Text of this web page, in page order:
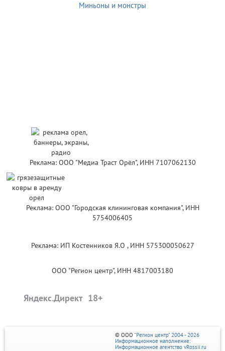
Миньоны и монстры
Реклама: ООО "Медиа Траст Орёл", ИНН 7107062130
Реклама: ООО "Городская клининговая компания", ИНН
5754006405
Реклама: ИП Костенников Я.О , ИНН 575300050627
ООО "Регион центр", ИНН 4817003180
Яндекс.Директ
© ООО "Регион центр" 2004 - 2026
Информационное наполнение:
Информационное агентство vRossii.ru